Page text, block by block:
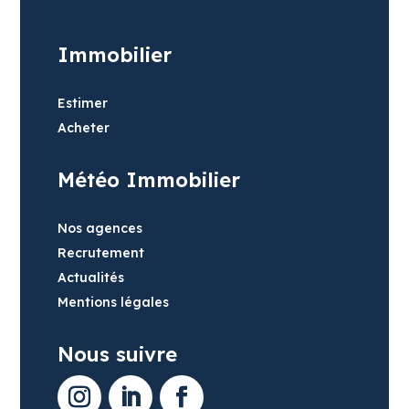
Immobilier
Estimer
Acheter
Météo Immobilier
Nos agences
Recrutement
Actualités
Mentions légales
Nous suivre